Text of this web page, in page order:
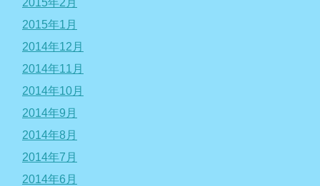
2015年1月
2014年12月
2014年11月
2014年10月
2014年9月
2014年8月
2014年7月
2014年6月